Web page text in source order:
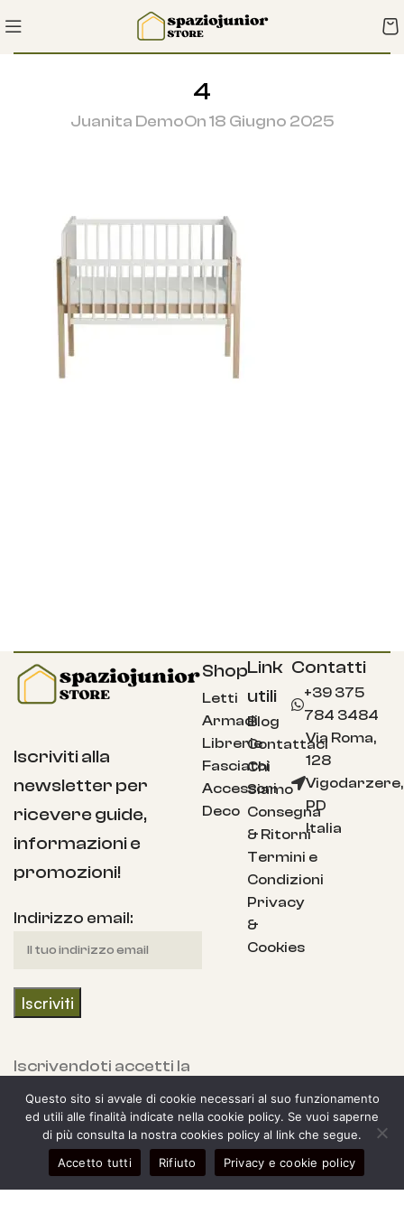
4
Juanita DemoOn 18 Giugno 2025
Iscriviti alla
newsletter per
ricevere guide,
informazioni e
promozioni!
Indirizzo email:
Iscrivendoti accetti la
nostra Informativa
sulla privacy e fornisci
il consenso a ricevere
aggiornamenti dalla
nostra azienda.
Shop
Letti
Armadi
Librerie
Fasciatoi
Accessori
Deco
Link
utili
Blog
Contattaci
Chi
Siamo
Consegna
& Ritorni
Termini e
Condizioni
Privacy
&
Cookies
Contatti
+39 375
784 3484
Via Roma,
128
Vigodarzere,
PD
Italia
laterale
Il mio account
0
Carrello
Questo sito si avvale di cookie necessari al suo funzionamento
ed utili alle finalità indicate nella cookie policy. Se vuoi saperne
di più consulta la nostra cookies policy al link che segue.
Accetto tutti
Rifiuto Privacy e cookie policy